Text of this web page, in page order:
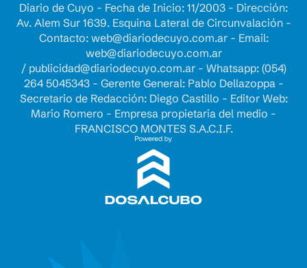
Diario de Cuyo - Fecha de Inicio: 11/2003 - Dirección:
Av. Alem Sur 1639. Esquina Lateral de Circunvalación -
Contacto: web@diariodecuyo.com.ar- Email:
web@diariodecuyo.com.ar
/ publicidad@diariodecuyo.com.ar- Whatsapp: (054)
264 5045343 - Gerente General: Pablo Dellazoppa -
Secretario de Redacción: Diego Castillo - Editor Web:
Mario Romero - Empresa propietaria del medio -
FRANCISCO MONTES S.A.C.I.F.